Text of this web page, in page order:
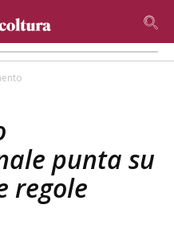
punta su
regole